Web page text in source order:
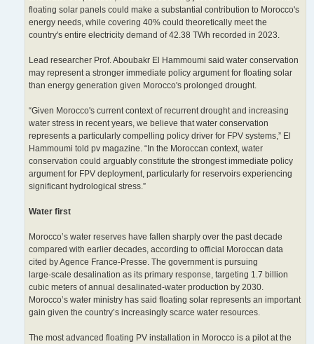
floating solar panels could make a substantial contribution to Morocco's
energy needs, while covering 40% could theoretically meet the
country's entire electricity demand of 42.38 TWh recorded in 2023.
Lead researcher Prof. Aboubakr El Hammoumi said water conservation
may represent a stronger immediate policy argument for floating solar
than energy generation given Morocco's prolonged drought.
“Given Morocco's current context of recurrent drought and increasing
water stress in recent years, we believe that water conservation
represents a particularly compelling policy driver for FPV systems,” El
Hammoumi told pv magazine. “In the Moroccan context, water
conservation could arguably constitute the strongest immediate policy
argument for FPV deployment, particularly for reservoirs experiencing
significant hydrological stress.”
Water first
Morocco’s water reserves have fallen sharply over the past decade
compared with earlier decades, according to official Moroccan data
cited by Agence France-Presse. The government is pursuing
large‑scale desalination as its primary response, targeting 1.7 billion
cubic meters of annual desalinated‑water production by 2030.
Morocco’s water ministry has said floating solar represents an important
gain given the country’s increasingly scarce water resources.
The most advanced floating PV installation in Morocco is a pilot at the